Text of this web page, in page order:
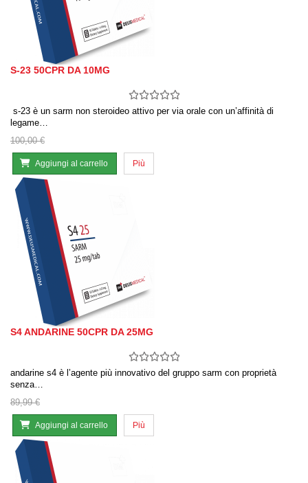
S-23 50CPR DA 10MG
s-23 è un sarm non steroideo attivo per via orale con un’affinità di
legame…
100,00 €
Aggiungi al carrello Più
S4 ANDARINE 50CPR DA 25MG
andarine s4 è l’agente più innovativo del gruppo sarm con proprietà
senza…
89,99 €
Aggiungi al carrello Più